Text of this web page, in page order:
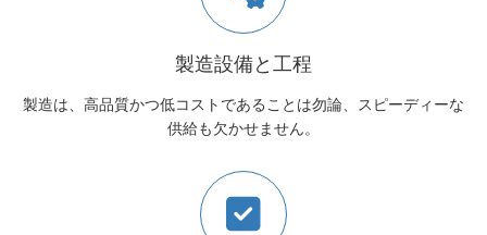
製造設備と工程
製造は、高品質かつ低コストであることは勿論、スピーディーな
供給も欠かせません。